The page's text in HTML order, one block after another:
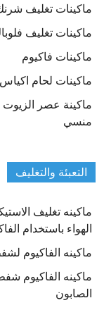
ماكينات تغليف
ماكينات تغليف
ماكينات فاكيوم
ماكينات لحام
منسي
التعبئة والتغليف
ماكينه تغليف
الهواء باستخدام
ماكينه الفاكيوم
ماكينه الفاكيوم
الصابون